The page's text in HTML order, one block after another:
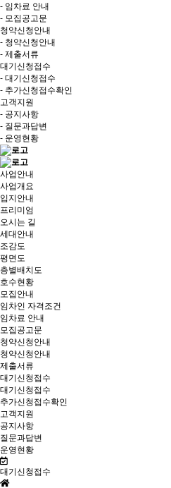
- 임차료 안내
- 모집공고문
청약신청안내
- 청약신청안내
- 제출서류
대기신청접수
- 대기신청접수
- 추가신청접수확인
고객지원
- 공지사항
- 질문과답변
- 운영현황
사업안내
사업개요
입지안내
프리미엄
오시는 길
세대안내
조감도
평면도
층별배치도
호수현황
모집안내
임차인 자격조건
임차료 안내
모집공고문
청약신청안내
청약신청안내
제출서류
대기신청접수
대기신청접수
추가신청접수확인
고객지원
공지사항
질문과답변
운영현황
대기신청접수